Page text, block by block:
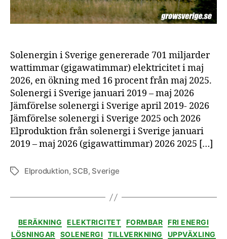
Solenergin i Sverige genererade 701 miljarder
wattimmar (gigawatimmar) elektricitet i maj
2026, en ökning med 16 procent från maj 2025.
Solenergi i Sverige januari 2019 – maj 2026
Jämförelse solenergi i Sverige april 2019- 2026
Jämförelse solenergi i Sverige 2025 och 2026
Elproduktion från solenergi i Sverige januari
2019 – maj 2026 (gigawattimmar) 2026 2025 […]
EtiketterElproduktion, SCB, Sverige
Kategorier
BERÄKNING ELEKTRICITET FORMBAR
FRI ENERGI
LÖSNINGAR
SOLENERGI TILLVERKNING
UPPVÄXLING